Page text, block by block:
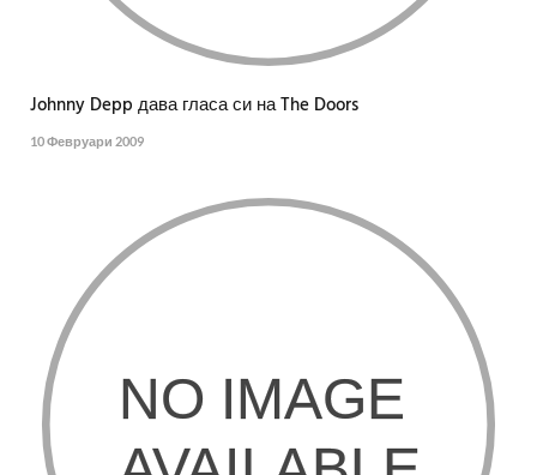
Johnny Depp дава гласа си на The Doors
10 Февруари 2009